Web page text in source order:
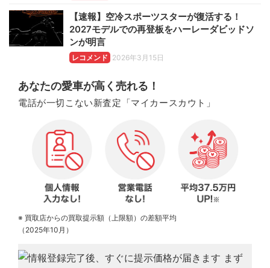
【速報】空冷スポーツスターが復活する！
2027モデルでの再登板をハーレーダビッドソ
ンが明言
レコメンド 2026年3月15日
あなたの愛車が高く売れる！
電話が一切こない新査定「マイカースカウト」
※ 買取店からの買取提示額（上限額）の差額平均
（2025年10月）